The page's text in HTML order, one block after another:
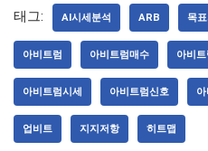
태그: AI시세분석 ARB 목
아비트럼 아비트럼매수 아비
아비트럼시세 아비트럼신호
업비트 지지저항 히트맵